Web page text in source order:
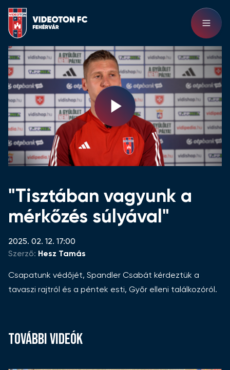
Play
Video
"Tisztában vagyunk a
mérkőzés súlyával"
2025. 02. 12. 17:00
Szerző: Hesz Tamás
Csapatunk védőjét, Spandler Csabát kérdeztük a
tavaszi rajtról és a péntek esti, Győr elleni találkozóról.
TOVÁBBI VIDEÓK